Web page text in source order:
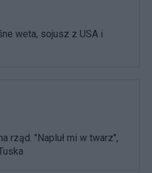
weta, sojusz z USA i
rząd. "Napluł mi w twarz",